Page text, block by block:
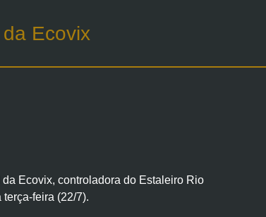
Ecovix
Ecovix, controladora do Estaleiro Rio
feira (22/7).